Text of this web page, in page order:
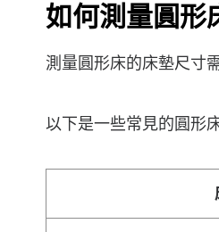
如何測量圓形
測量圓形床的床墊尺寸
以下是一些常見的圓形